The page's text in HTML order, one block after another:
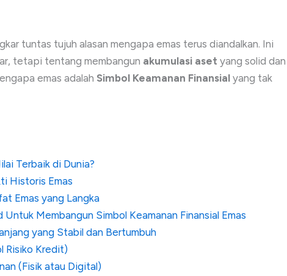
tuntas tujuh alasan mengapa emas terus diandalkan. Ini
tetapi tentang membangun akumulasi aset yang solid dan
emas adalah Simbol Keamanan Finansial yang tak
Terbaik di Dunia?
Historis Emas
Emas yang Langka
Membangun Simbol Keamanan Finansial Emas
yang Stabil dan Bertumbuh
Risiko Kredit)
(Fisik atau Digital)